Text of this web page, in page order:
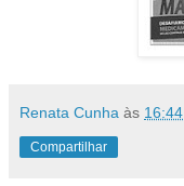
Renata Cunha às 16:44
Compartilhar